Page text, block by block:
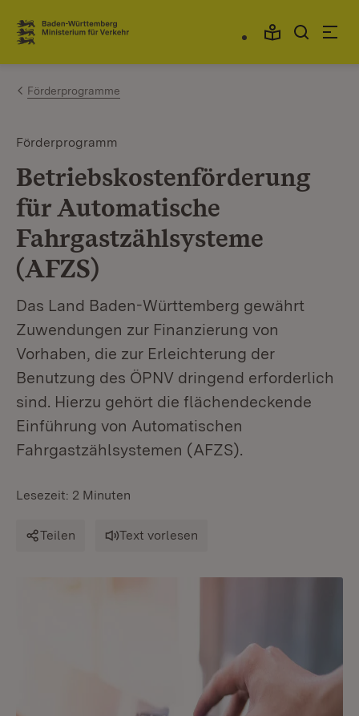
Zum Inhalt springen
Link zur Startseite
Förderprogramme
Förderprogramm
Betriebskostenförderung
für Automatische
Fahrgastzählsysteme
(AFZS)
Das Land Baden-Württemberg gewährt
Zuwendungen zur Finanzierung von
Vorhaben, die zur Erleichterung der
Benutzung des ÖPNV dringend erforderlich
sind. Hierzu gehört die flächendeckende
Einführung von Automatischen
Fahrgastzählsystemen (AFZS).
Lesezeit: 2 Minuten
Teilen Text vorlesen